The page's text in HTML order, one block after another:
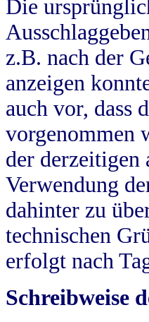
Die
z.B. nach der
anzeigen
auch vor, dass
vorgenommen
der derzeitigen
Verwendung
dahinter zu
technischen
erfolgt nach
Schreibweise